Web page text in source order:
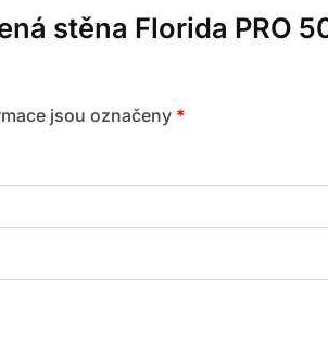
stěna Florida PRO
jsou označeny *